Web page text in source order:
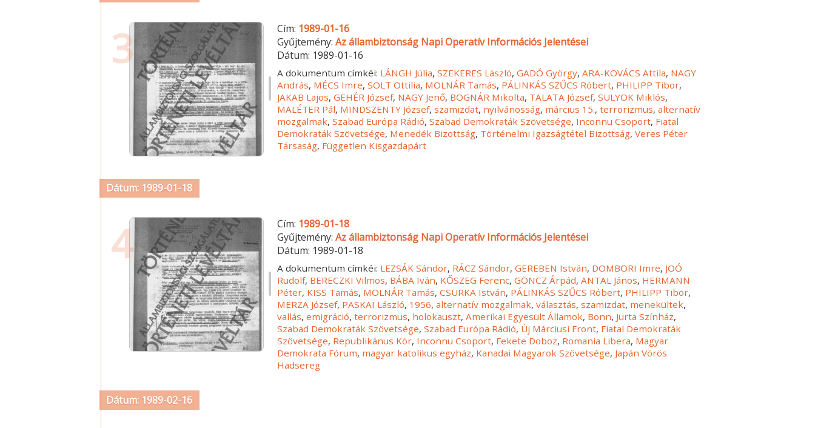
3 Cím: 1989-01-16
Gyűjtemény:Az állambiztonság Napi Operatív Információs Jelentései
Dátum: 1989-01-16
A dokumentum címkéi: LÁNGH Júlia,SZEKERES László,GADÓ György,ARA-KOVÁCS Attila, NAGY
András, MÉCS Imre,SOLT Ottilia, MOLNÁR Tamás, PÁLINKÁS SZŰCS Róbert, PHILIPP Tibor,
JAKAB Lajos,GEHÉR József, NAGY Jenő, BOGNÁR Mikolta, TALATA József,SULYOK Miklós,
MALÉTER Pál, MINDSZENTY József,szamizdat, nyilvánosság, március 15.,terrorizmus,alternatív
mozgalmak,Szabad Európa Rádió,Szabad Demokraták Szövetsége, Inconnu Csoport, Fiatal
Demokraták Szövetsége, Menedék Bizottság, Történelmi Igazságtétel Bizottság,Veres Péter
Társaság, Független Kisgazdapárt
Dátum: 1989-01-18
4 Cím: 1989-01-18
Gyűjtemény:Az állambiztonság Napi Operatív Információs Jelentései
Dátum: 1989-01-18
A dokumentum címkéi: LEZSÁK Sándor, RÁCZ Sándor,GEREBEN István, DOMBORI Imre, JOÓ
Rudolf, BERECZKI Vilmos, BÁBA Iván, KŐSZEG Ferenc,GÖNCZ Árpád,ANTAL János, HERMANN
Péter, KISS Tamás, MOLNÁR Tamás,CSURKA István, PÁLINKÁS SZŰCS Róbert, PHILIPP Tibor,
MERZA József, PASKAI László, 1956,alternatív mozgalmak,választás,szamizdat, menekültek,
vallás,emigráció,terrorizmus, holokauszt,Amerikai Egyesült Államok, Bonn, Jurta Színház,
Szabad Demokraták Szövetsége,Szabad Európa Rádió, Új Márciusi Front, Fiatal Demokraták
Szövetsége, Republikánus Kör, Inconnu Csoport, Fekete Doboz, Romania Libera, Magyar
Demokrata Fórum, magyar katolikus egyház, Kanadai Magyarok Szövetsége, Japán Vörös
Hadsereg
Dátum: 1989-02-16